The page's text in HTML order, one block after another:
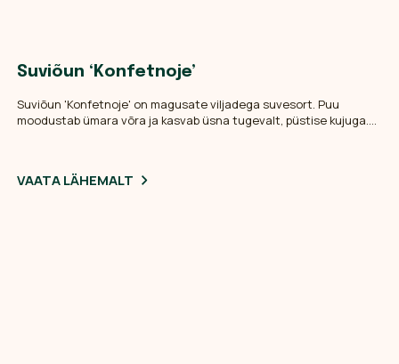
Suviõun ‘Konfetnoje’
Suviõun 'Konfetnoje' on magusate viljadega suvesort. Puu
moodustab ümara võra ja kasvab üsna tugevalt, püstise kujuga.
VAATA LÄHEMALT